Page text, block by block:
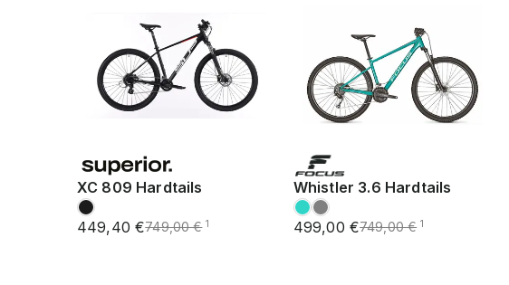
XC 809 Hardtails
449,40 €749,00 € 1
Whistler 3.6 Hardtails
499,00 €749,00 € 1